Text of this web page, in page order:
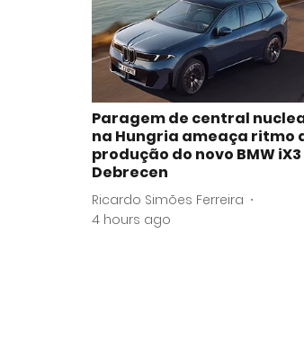
Paragem de central
na Hungria ameaça ritmo
produção do novo BMW
Debrecen
Ricardo Simões Ferreira
4 hours ago